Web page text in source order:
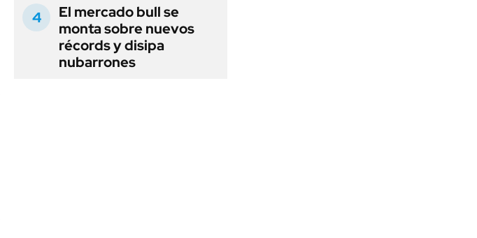
El mercado bull se
monta sobre nuevos
récords y disipa
nubarrones